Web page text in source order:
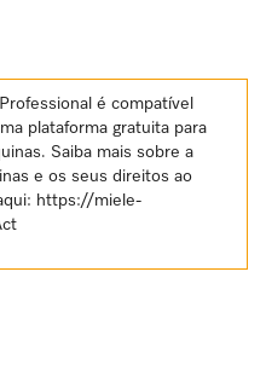
é compatível
plataforma gratuita para
Saiba mais sobre a
e os seus direitos ao
https://miele-